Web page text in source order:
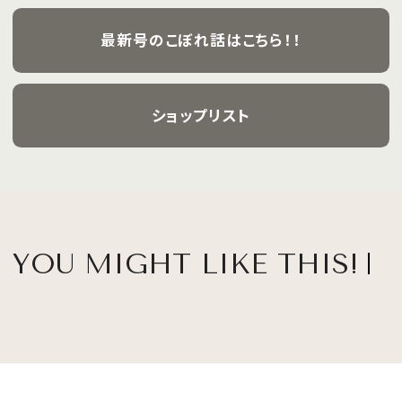
最新号のこぼれ話はこちら！！
ショップリスト
YOU MIGHT LIKE THIS!